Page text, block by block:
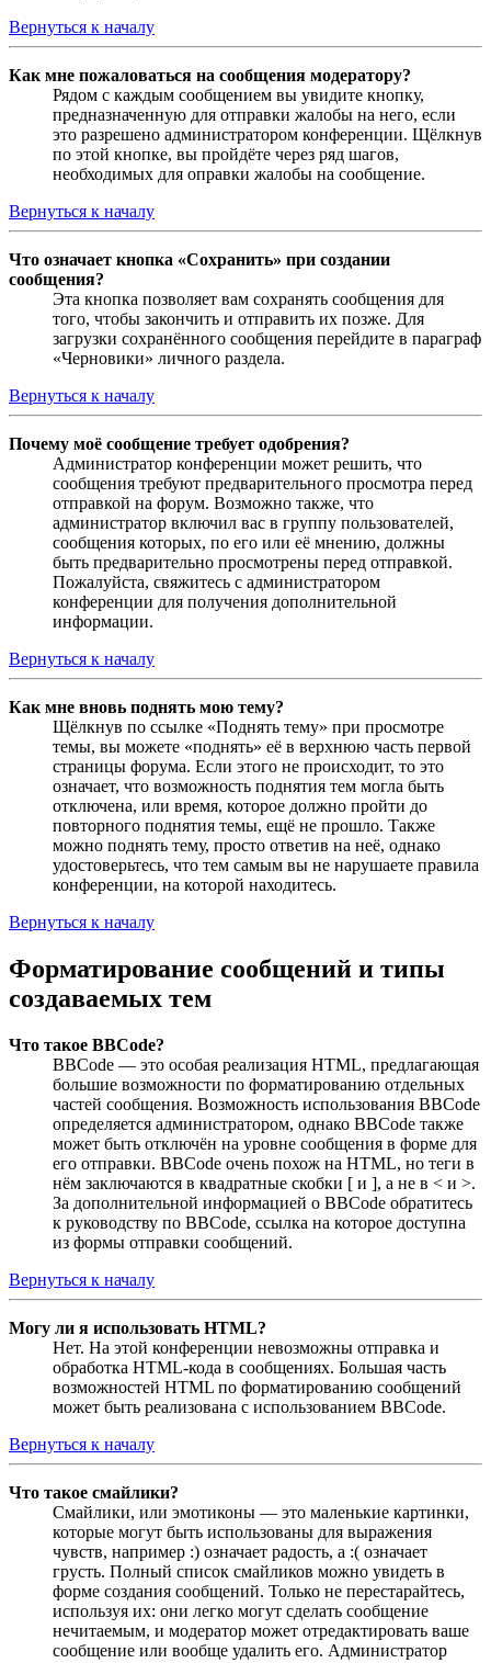
Вернуться к началу
Как мне пожаловаться на сообщения модератору?
Рядом с каждым сообщением вы увидите кнопку,
предназначенную для отправки жалобы на него, если
это разрешено администратором конференции. Щёлкнув
по этой кнопке, вы пройдёте через ряд шагов,
необходимых для оправки жалобы на сообщение.
Вернуться к началу
Что означает кнопка «Сохранить» при создании
сообщения?
Эта кнопка позволяет вам сохранять сообщения для
того, чтобы закончить и отправить их позже. Для
загрузки сохранённого сообщения перейдите в параграф
«Черновики» личного раздела.
Вернуться к началу
Почему моё сообщение требует одобрения?
Администратор конференции может решить, что
сообщения требуют предварительного просмотра перед
отправкой на форум. Возможно также, что
администратор включил вас в группу пользователей,
сообщения которых, по его или её мнению, должны
быть предварительно просмотрены перед отправкой.
Пожалуйста, свяжитесь с администратором
конференции для получения дополнительной
информации.
Вернуться к началу
Как мне вновь поднять мою тему?
Щёлкнув по ссылке «Поднять тему» при просмотре
темы, вы можете «поднять» её в верхнюю часть первой
страницы форума. Если этого не происходит, то это
означает, что возможность поднятия тем могла быть
отключена, или время, которое должно пройти до
повторного поднятия темы, ещё не прошло. Также
можно поднять тему, просто ответив на неё, однако
удостоверьтесь, что тем самым вы не нарушаете правила
конференции, на которой находитесь.
Вернуться к началу
Форматирование сообщений и типы
создаваемых тем
Что такое BBCode?
BBCode — это особая реализация HTML, предлагающая
большие возможности по форматированию отдельных
частей сообщения. Возможность использования BBCode
определяется администратором, однако BBCode также
может быть отключён на уровне сообщения в форме для
его отправки. BBCode очень похож на HTML, но теги в
нём заключаются в квадратные скобки [ и ], а не в < и >.
За дополнительной информацией о BBCode обратитесь
к руководству по BBCode, ссылка на которое доступна
из формы отправки сообщений.
Вернуться к началу
Могу ли я использовать HTML?
Нет. На этой конференции невозможны отправка и
обработка HTML-кода в сообщениях. Большая часть
возможностей HTML по форматированию сообщений
может быть реализована с использованием BBCode.
Вернуться к началу
Что такое смайлики?
Смайлики, или эмотиконы — это маленькие картинки,
которые могут быть использованы для выражения
чувств, например :) означает радость, а :( означает
грусть. Полный список смайликов можно увидеть в
форме создания сообщений. Только не перестарайтесь,
используя их: они легко могут сделать сообщение
нечитаемым, и модератор может отредактировать ваше
сообщение или вообще удалить его. Администратор